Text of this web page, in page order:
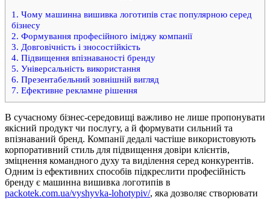
1. Чому машинна вишивка логотипів стає популярною серед
бізнесу
2. Формування професійного іміджу компанії
3. Довговічність і зносостійкість
4. Підвищення впізнаваності бренду
5. Універсальність використання
6. Презентабельний зовнішній вигляд
7. Ефективне рекламне рішення
В сучасному бізнес-середовищі важливо не лише пропонувати
якісний продукт чи послугу, а й формувати сильний та
впізнаваний бренд. Компанії дедалі частіше використовують
корпоративний стиль для підвищення довіри клієнтів,
зміцнення командного духу та виділення серед конкурентів.
Одним із ефективних способів підкреслити професійність
бренду є машинна вишивка логотипів в
packotek.com.ua/vyshyvka-lohotypiv/, яка дозволяє створювати